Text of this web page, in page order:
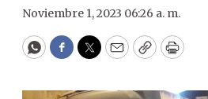
Noviembre 1, 2023 06:26 a. m.
WhatsApp
Facebook
Twitter
EmailCopyPrint